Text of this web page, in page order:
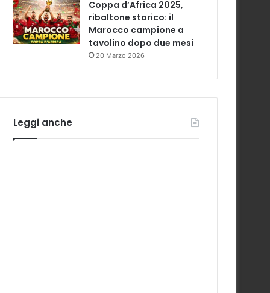
Coppa d’Africa 2025,
ribaltone storico: il
Marocco campione a
tavolino dopo due mesi
20 Marzo 2026
Leggi anche